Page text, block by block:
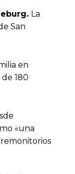
La
San
en
180
«una